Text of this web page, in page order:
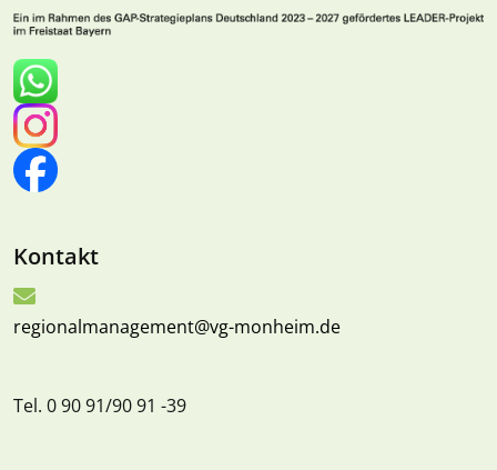
Kontakt
regionalmanagement@vg-monheim.de
Tel. 0 90 91/90 91 -39